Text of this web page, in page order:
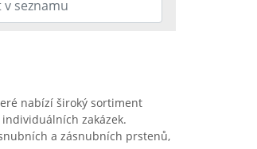
nabízí široký sortiment
zakázek.
a zásnubních prstenů,